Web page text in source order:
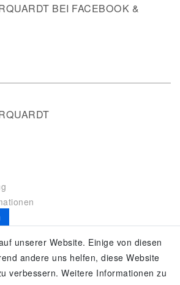
BEI FACEBOOK &
unserer Website. Einige von diesen
andere uns helfen, diese Website
verbessern. Weitere Informationen zu